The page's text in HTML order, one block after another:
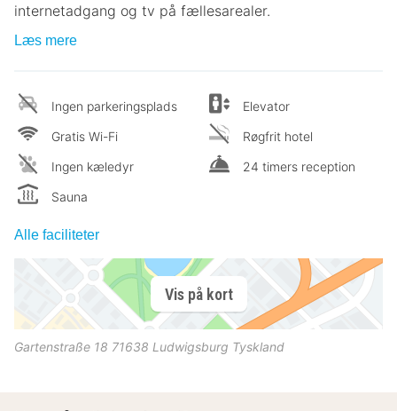
internetadgang og tv på fællesarealer.
Læs mere
Ingen parkeringsplads
Gratis Wi-Fi
Ingen kæledyr
Sauna
Elevator
Røgfrit hotel
24 timers reception
Alle faciliteter
Vis på kort
Gartenstraße 18 71638 Ludwigsburg Tyskland